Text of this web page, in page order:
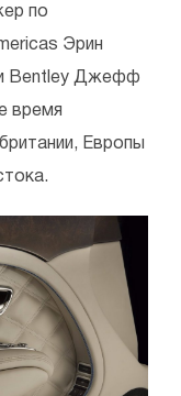
по
Эрин
Bentley Джефф
время
Европы